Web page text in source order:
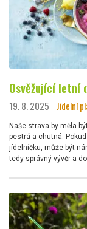
Osvěžující letní
19. 8. 2025 Jídelní
Naše strava by měla
pestrá a chutná.
jídelníčku, může být
tedy správný vývěr a